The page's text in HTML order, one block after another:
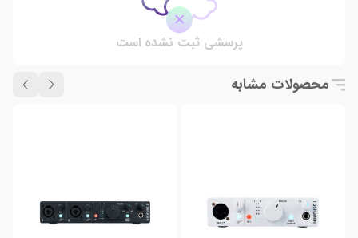
پرسشی ثبت نشده است
محصولات مشابه